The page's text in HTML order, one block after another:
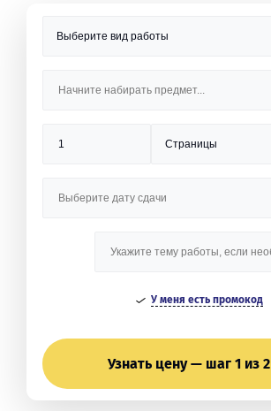
У меня есть промокод
Узнать цену — шаг 1 из 2